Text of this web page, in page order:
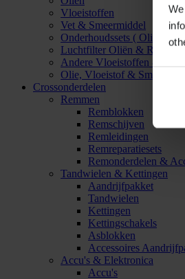
Vloeistoffen
Vet & Smeermiddel
Onderhoudssets ( Olie &
Luchtfilter Oliën &
Andere Vloeistoffen &
Olie, Vloeistof &
Crossonderdelen
Remmen
Remblokken
Remschijven
Remleidingen
Remreparatiesets
Remonderdelen &
Tandwielen & Kettingen
Aandrijfpakket
Tandwielen
Kettingen
Kettingschakels
Asblokken
Accessoires
Accu's & Elektronica
Accu's